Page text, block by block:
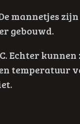
mannetjes
gebouwd.
Echter
temperatuur